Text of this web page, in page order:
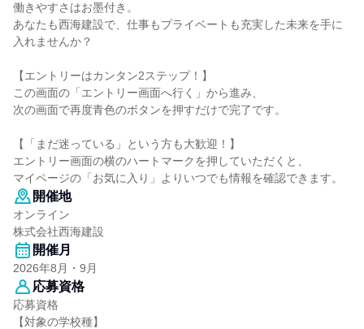
働きやすさはお墨付き。
あなたも西海建設で、仕事もプライベートも充実した未来を手に
入れませんか？
【エントリーはカンタン2ステップ！】
この画面の「エントリー画面へ行く」から進み、
次の画面で再度青色のボタンを押すだけで完了です。
【「まだ迷っている」という方も大歓迎！】
エントリー画面の横のハートマークを押していただくと、
マイページの「お気に入り」よりいつでも情報を確認できます。
開催地
オンライン
株式会社西海建設
開催月
2026年8月・9月
応募資格
応募資格
【対象の学校種】